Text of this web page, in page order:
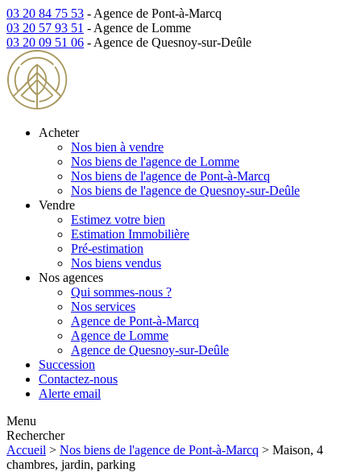
03 20 84 75 53 - Agence de Pont-à-Marcq
03 20 57 93 51 - Agence de Lomme
03 20 09 51 06 - Agence de Quesnoy-sur-Deûle
Acheter
Nos bien à vendre
Nos biens de l'agence de Lomme
Nos biens de l'agence de Pont-à-Marcq
Nos biens de l'agence de Quesnoy-sur-Deûle
Vendre
Estimez votre bien
Estimation Immobilière
Pré-estimation
Nos biens vendus
Nos agences
Qui sommes-nous ?
Nos services
Agence de Pont-à-Marcq
Agence de Lomme
Agence de Quesnoy-sur-Deûle
Succession
Contactez-nous
Alerte email
Menu
Rechercher
Accueil > Nos biens de l'agence de Pont-à-Marcq > Maison, 4
chambres, jardin, parking